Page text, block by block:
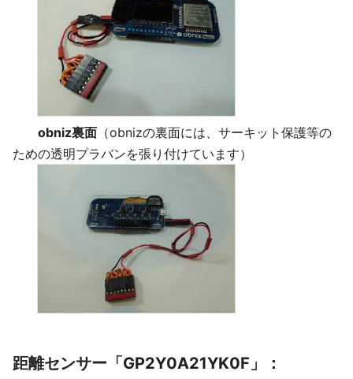
obniz裏面 （obnizの裏面には、サーキット保護等の
ための透明プラバンを張り付けています）
距離センサー「GP2Y0A21YK0F」：